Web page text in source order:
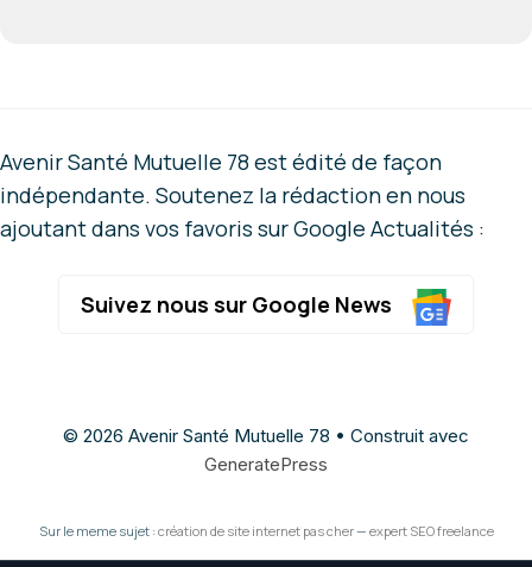
Avenir Santé Mutuelle 78 est édité de façon
indépendante. Soutenez la rédaction en nous
ajoutant dans vos favoris sur Google Actualités :
Suivez nous sur Google News
© 2026 Avenir Santé Mutuelle 78 • Construit avec
GeneratePress
Sur le meme sujet : création de site internet pas cher— expert SEO freelance